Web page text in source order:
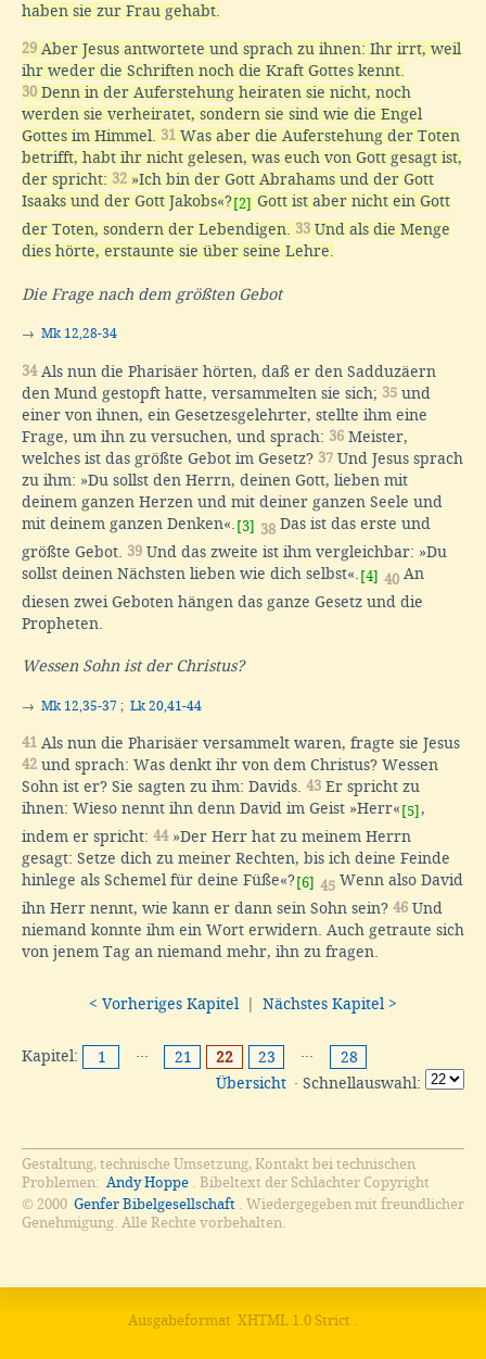
haben sie zur Frau gehabt.
29 Aber Jesus antwortete und sprach zu ihnen: Ihr irrt, weil
ihr weder die Schriften noch die Kraft Gottes kennt.
30 Denn in der Auferstehung heiraten sie nicht, noch
werden sie verheiratet, sondern sie sind wie die Engel
Gottes im Himmel. 31 Was aber die Auferstehung der Toten
betrifft, habt ihr nicht gelesen, was euch von Gott gesagt ist,
der spricht: 32 »Ich bin der Gott Abrahams und der Gott
Isaaks und der Gott Jakobs«? [2] Gott ist aber nicht ein Gott
der Toten, sondern der Lebendigen. 33 Und als die Menge
dies hörte, erstaunte sie über seine Lehre.
Die Frage nach dem größten Gebot
→ Mk 12,28-34
34Als nun die Pharisäer hörten, daß er den Sadduzäern
den Mund gestopft hatte, versammelten sie sich; 35 und
einer von ihnen, ein Gesetzesgelehrter, stellte ihm eine
Frage, um ihn zu versuchen, und sprach: 36 Meister,
welches ist das größte Gebot im Gesetz? 37 Und Jesus sprach
zu ihm: »Du sollst den Herrn, deinen Gott, lieben mit
deinem ganzen Herzen und mit deiner ganzen Seele und
mit deinem ganzen Denken«. [3] 38 Das ist das erste und
größte Gebot. 39 Und das zweite ist ihm vergleichbar: »Du
sollst deinen Nächsten lieben wie dich selbst«. [4] 40 An
diesen zwei Geboten hängen das ganze Gesetz und die
Propheten.
Wessen Sohn ist der Christus?
→ Mk 12,35-37 ; Lk 20,41-44
41 Als nun die Pharisäer versammelt waren, fragte sie Jesus
42 und sprach: Was denkt ihr von dem Christus? Wessen
Sohn ist er? Sie sagten zu ihm: Davids. 43 Er spricht zu
ihnen: Wieso nennt ihn denn David im Geist »Herr« [5] ,
indem er spricht: 44»Der Herr hat zu meinem Herrn
gesagt: Setze dich zu meiner Rechten, bis ich deine Feinde
hinlege als Schemel für deine Füße«? [6] 45 Wenn also David
ihn Herr nennt, wie kann er dann sein Sohn sein? 46 Und
niemand konnte ihm ein Wort erwidern. Auch getraute sich
von jenem Tag an niemand mehr, ihn zu fragen.
< Vorheriges Kapitel Nächstes Kapitel >
Kapitel: 1 ··· 21 22 23 ···
28
Übersicht · Schnellauswahl:
Gestaltung, technische Umsetzung, Kontakt bei technischen
Problemen: Andy Hoppe . Bibeltext der Schlachter Copyright
© 2000 Genfer Bibelgesellschaft . Wiedergegeben mit freundlicher
Genehmigung. Alle Rechte vorbehalten.
Ausgabeformat XHTML 1.0 Strict .